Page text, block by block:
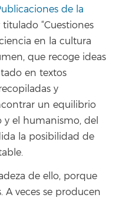
de la
titulado “Cuestiones
en la cultura
que recoge ideas
en textos
y
un equilibrio
el humanismo, del
la posibilidad de
de ello, porque
A veces se producen